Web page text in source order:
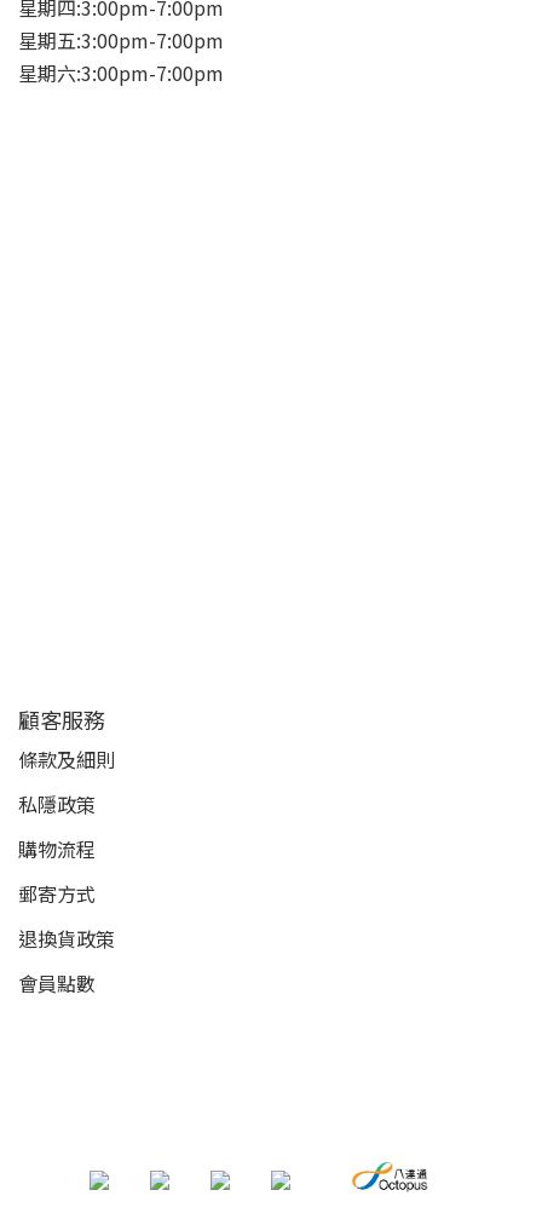
星期四:3:00pm-7:00pm
星期五:3:00pm-7:00pm
星期六:3:00pm-7:00pm
顧客服務
條款及細則
私隱政策
購物流程
郵寄方式
退換貨政策
會員點數